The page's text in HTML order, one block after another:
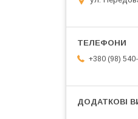
+380 (98)